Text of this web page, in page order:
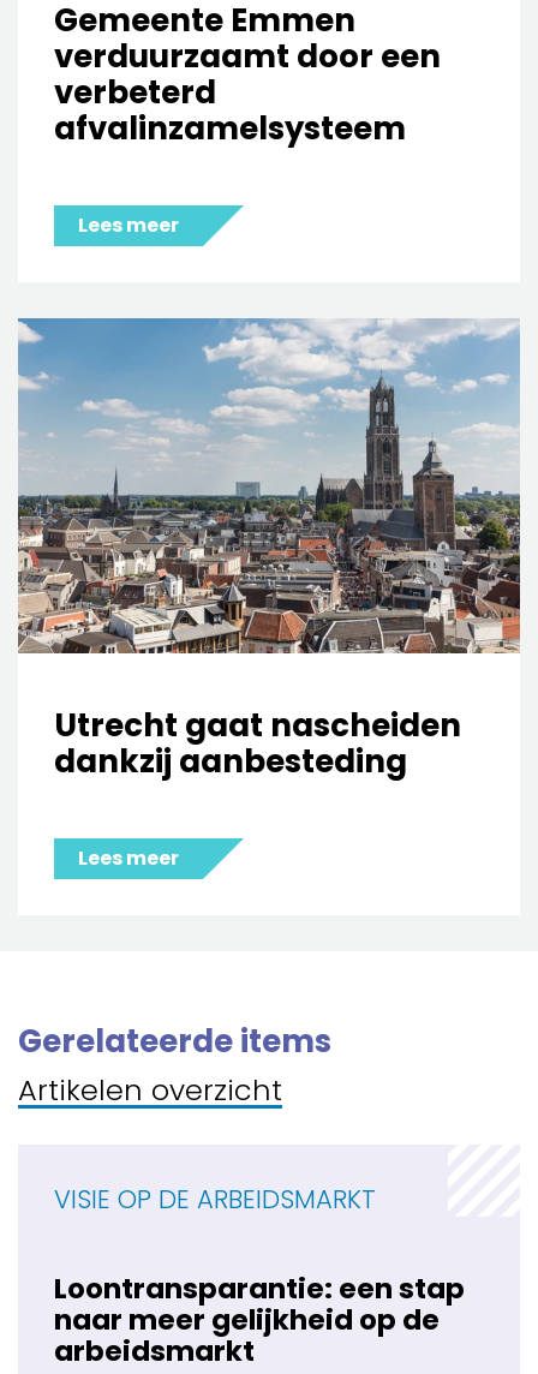
Gemeente Emmen
verduurzaamt door een
verbeterd
afvalinzamelsysteem
Lees meer
Utrecht gaat nascheiden
dankzij aanbesteding
Lees meer
Gerelateerde items
Artikelen overzicht
VISIE OP DE ARBEIDSMARKT
Loontransparantie: een stap
naar meer gelijkheid op de
arbeidsmarkt